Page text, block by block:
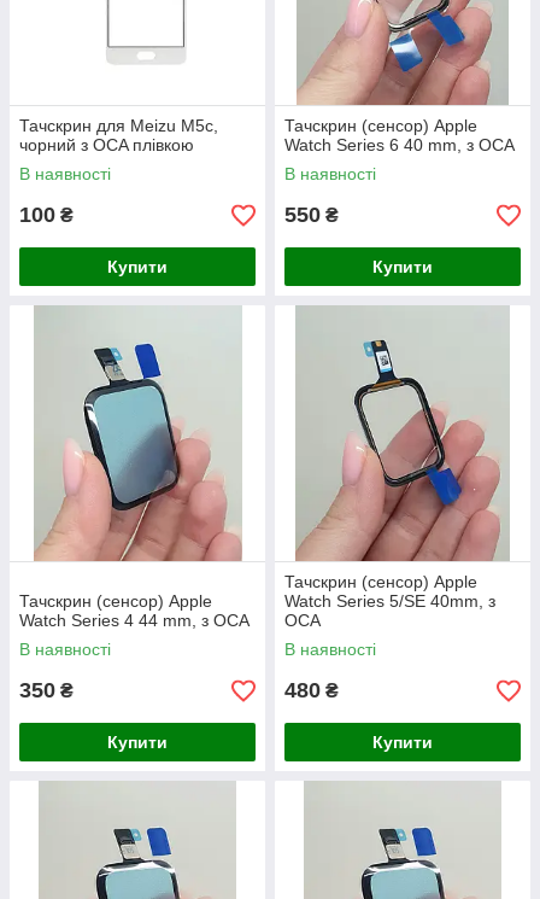
Тачскрин для Meizu M5c,
чорний з OCA плівкою
В наявності
100 ₴
Купити
Тачскрин (сенсор) Apple
Watch Series 6 40 mm, з ОСА
В наявності
550 ₴
Купити
Тачскрин (сенсор) Apple
Watch Series 4 44 mm, з OCA
В наявності
350 ₴
Купити
Тачскрин (сенсор) Apple
Watch Series 5/SE 40mm, з
OCA
В наявності
480 ₴
Купити